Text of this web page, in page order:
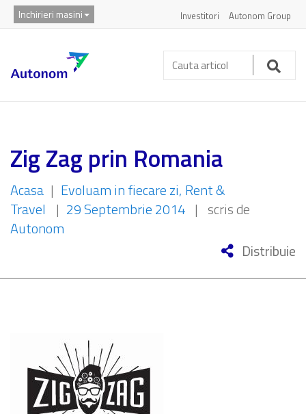
Inchirieri masini Investitori Autonom Group
Cauta
articol:
Zig Zag prin Romania
Acasa | Evoluam in fiecare zi Rent &
Travel | 29 Septembrie 2014 | scris de
Autonom
Distribuie